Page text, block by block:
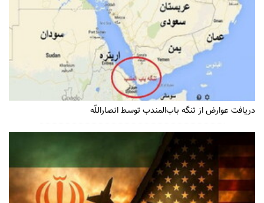
دریافت عوارض از تنگه باب‌المندب توسط انصاراللّه